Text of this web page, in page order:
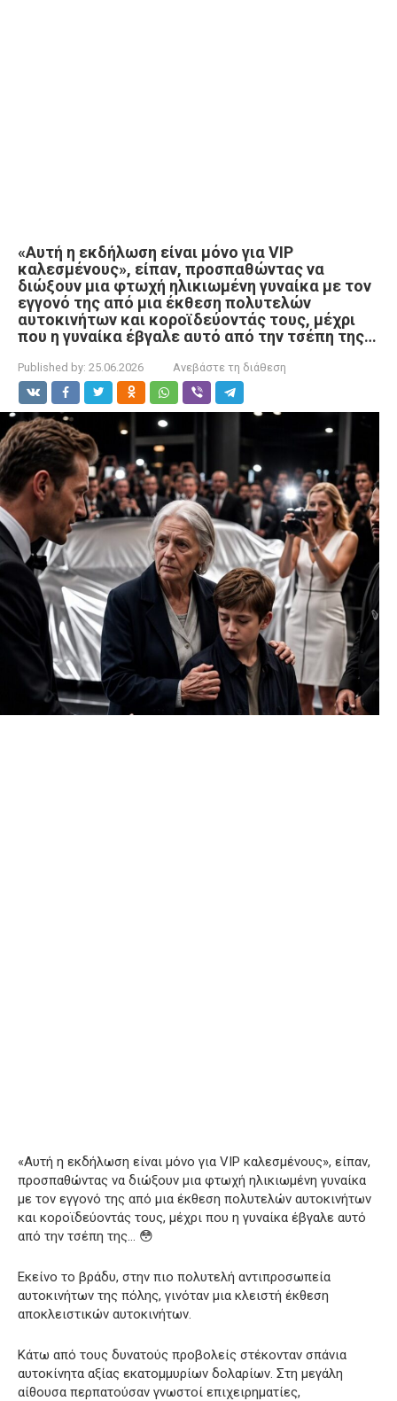
«Αυτή η εκδήλωση είναι μόνο για VIP
καλεσμένους», είπαν, προσπαθώντας να
διώξουν μια φτωχή ηλικιωμένη γυναίκα με τον
εγγονό της από μια έκθεση πολυτελών
αυτοκινήτων και κοροϊδεύοντάς τους, μέχρι
που η γυναίκα έβγαλε αυτό από την τσέπη της…
Published by: 25.06.2026 Ανεβάστε τη διάθεση
«Αυτή η εκδήλωση είναι μόνο για VIP καλεσμένους», είπαν,
προσπαθώντας να διώξουν μια φτωχή ηλικιωμένη γυναίκα
με τον εγγονό της από μια έκθεση πολυτελών αυτοκινήτων
και κοροϊδεύοντάς τους, μέχρι που η γυναίκα έβγαλε αυτό
από την τσέπη της… 😳
Εκείνο το βράδυ, στην πιο πολυτελή αντιπροσωπεία
αυτοκινήτων της πόλης, γινόταν μια κλειστή έκθεση
αποκλειστικών αυτοκινήτων.
Κάτω από τους δυνατούς προβολείς στέκονταν σπάνια
αυτοκίνητα αξίας εκατομμυρίων δολαρίων. Στη μεγάλη
αίθουσα περπατούσαν γνωστοί επιχειρηματίες,